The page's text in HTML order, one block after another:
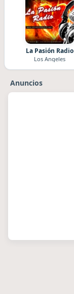
La Pasión Radio
Los Angeles
Anuncios